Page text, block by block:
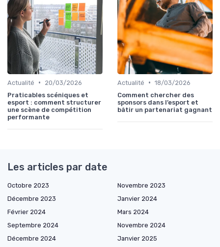
Actualité •
20/03/2026
Praticables scéniques et
esport : comment structurer
une scène de compétition
performante
Actualité • 18/03/2026
Comment chercher des
sponsors dans l’esport et
bâtir un partenariat gagnant
Les articles par date
Octobre 2023
Novembre 2023
Décembre 2023
Janvier 2024
Février 2024
Mars 2024
Septembre 2024
Novembre 2024
Décembre 2024
Janvier 2025